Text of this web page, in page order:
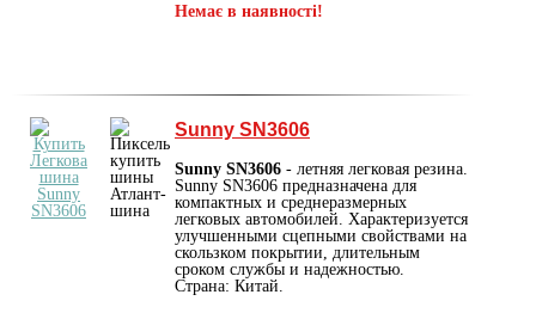
Немає в наявності!
Sunny SN3606
Sunny SN3606 - летняя легковая резина.
Sunny SN3606 предназначена для
компактных и среднеразмерных
легковых автомобилей. Характеризуется
улучшенными сцепными свойствами на
скользком покрытии, длительным
сроком службы и надежностью.
Страна: Китай.